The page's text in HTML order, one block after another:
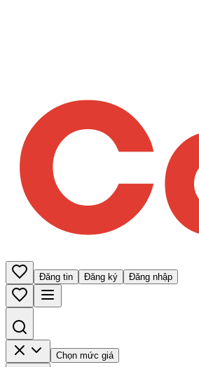
Đăng tin Đăng ký Đăng nhập
Chọn mức giá